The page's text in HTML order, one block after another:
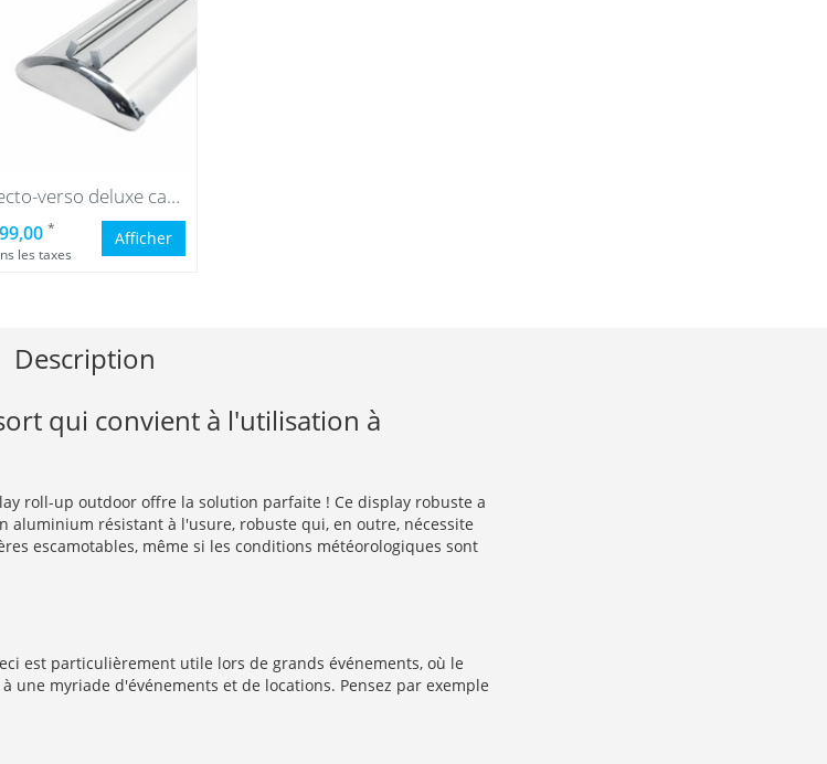
Recto-verso deluxe cassette
*
les taxes
Afficher
Description
qui convient à l'utilisation à
roll-up outdoor offre la solution parfaite ! Ce display robuste a
résistant à l'usure, robuste qui, en outre, nécessite
escamotables, même si les conditions météorologiques sont
est particulièrement utile lors de grands événements, où le
myriade d'événements et de locations. Pensez par exemple